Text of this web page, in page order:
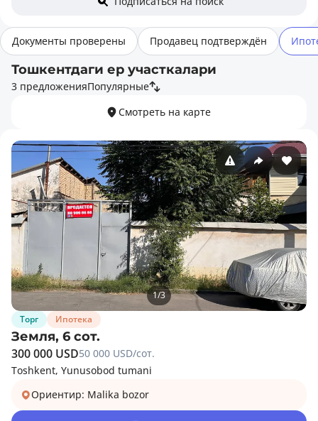
Документы проверены Продавец подтверждён
Тошкентдаги ер участкалари
3 предложенияПопулярные
Смотреть на карте
1/3
Земля, 6 сот.
300 000 USD50 000 USD/сот.
Торг Ипотека
Toshkent, Yunusobod tumani
Ориентир: Malika bozor